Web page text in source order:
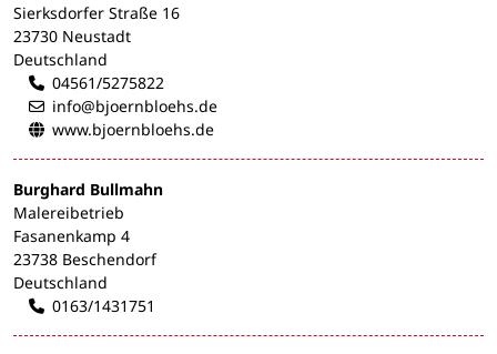
Sierksdorfer Straße 16
23730 Neustadt
Deutschland
04561/5275822
info@bjoernbloehs.de
www.bjoernbloehs.de
Burghard Bullmahn
Malereibetrieb
Fasanenkamp 4
23738 Beschendorf
Deutschland
0163/1431751